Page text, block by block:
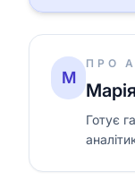
М
ПРО
Готує